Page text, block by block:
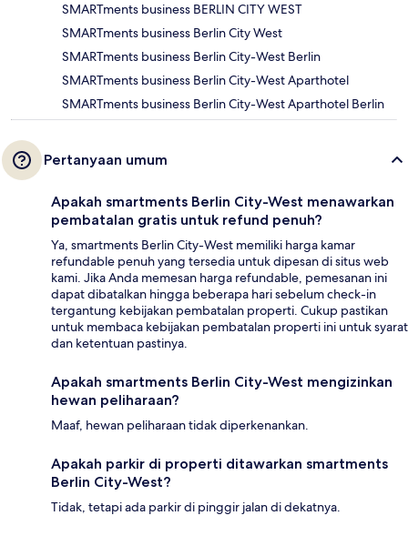
SMARTments business BERLIN CITY WEST
SMARTments business Berlin City West
SMARTments business Berlin City-West Berlin
SMARTments business Berlin City-West Aparthotel
SMARTments business Berlin City-West Aparthotel Berlin
Pertanyaan umum
Apakah smartments Berlin City-West menawarkan
pembatalan gratis untuk refund penuh?
Ya, smartments Berlin City-West memiliki harga kamar
refundable penuh yang tersedia untuk dipesan di situs web
kami. Jika Anda memesan harga refundable, pemesanan ini
dapat dibatalkan hingga beberapa hari sebelum check-in
tergantung kebijakan pembatalan properti. Cukup pastikan
untuk membaca kebijakan pembatalan properti ini untuk syarat
dan ketentuan pastinya.
Apakah smartments Berlin City-West mengizinkan
hewan peliharaan?
Maaf, hewan peliharaan tidak diperkenankan.
Apakah parkir di properti ditawarkan smartments
Berlin City-West?
Tidak, tetapi ada parkir di pinggir jalan di dekatnya.